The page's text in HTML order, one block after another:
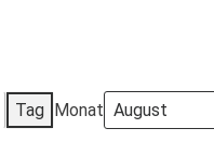
Tag Monat